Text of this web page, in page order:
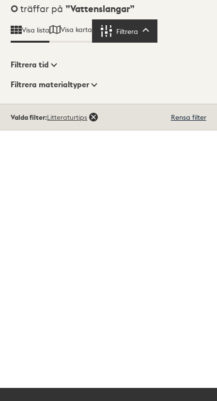
Sökresultat
0 träffar på Vattenslangar
Visa lista Visa karta Filtrera
Visningsläge
Filtrera tid
Filtrera materialtyper
träffar
Valda filter:Litteraturtips Rensa filter